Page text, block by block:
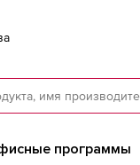
программы